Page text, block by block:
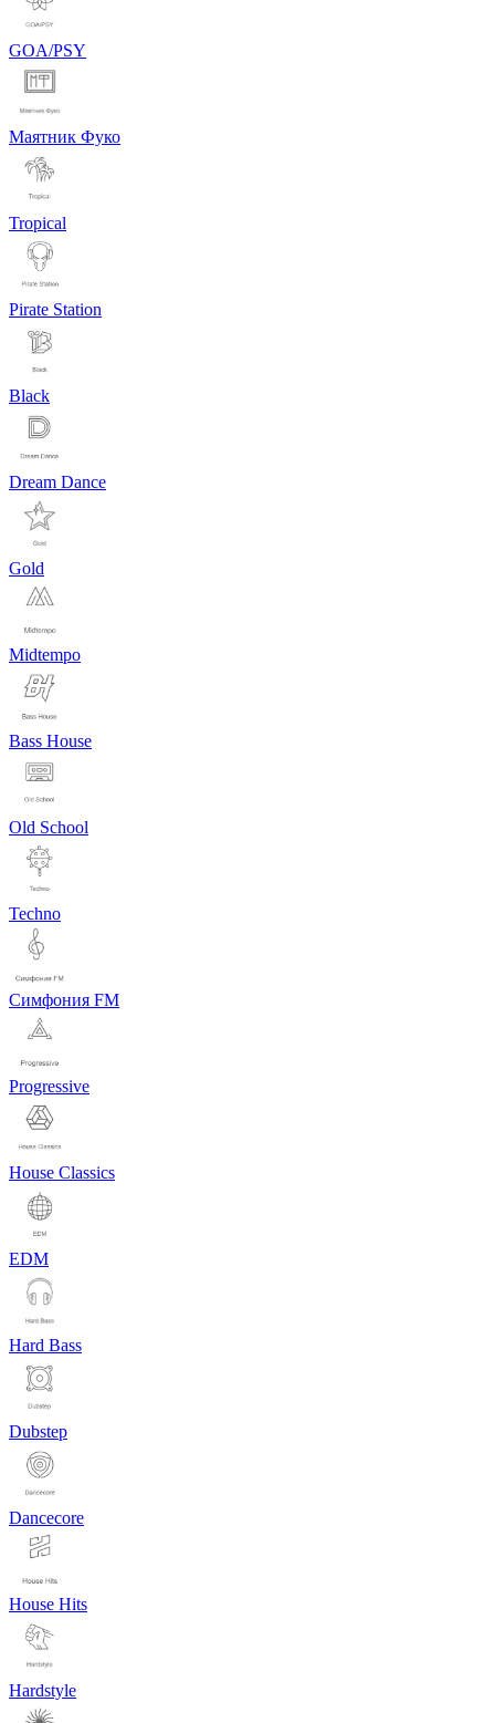
GOA/PSY
Маятник Фуко
Tropical
Pirate Station
Black
Dream Dance
Gold
Midtempo
Bass House
Old School
Techno
Симфония FM
Progressive
House Classics
EDM
Hard Bass
Dubstep
Dancecore
House Hits
Hardstyle